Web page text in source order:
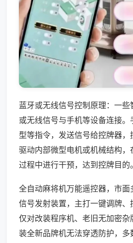
蓝牙或无线信号控制原理：一
或无线信号与手机等设备连接
型等指令，发送信号给控牌器
驱动内部微型电机或机械结构
过程中进行干预，达到控牌目的。
全自动麻将机万能遥控器，市
信号发射装置，主打一键调牌、
仅对改装程序机、老旧无加密杂
装全新品牌机无法穿透防护，多